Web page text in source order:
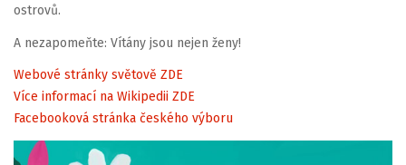
ostrovů.
A nezapomeňte: Vítány jsou nejen ženy!
Webové stránky světově ZDE
Více informací na Wikipedii ZDE
Facebooková stránka českého výboru